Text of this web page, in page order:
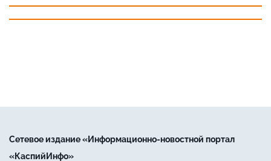
Сетевое издание «Информационно-новостной портал
«КаспийИнфо»